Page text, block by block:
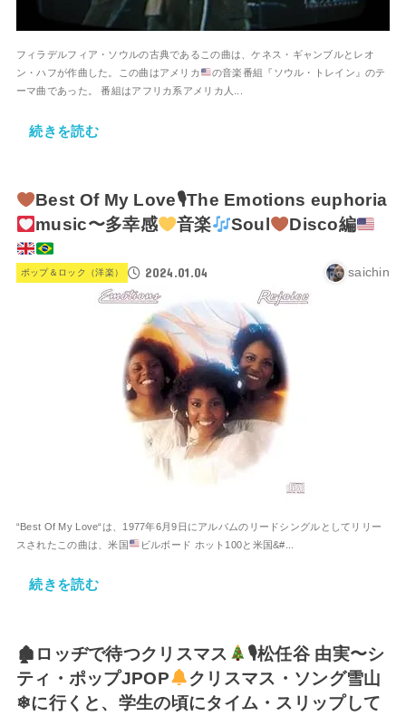
フィラデルフィア・ソウルの古典であるこの曲は、ケネス・ギャンブルとレオ
ン・ハフが作曲した。この曲はアメリカ
の音楽番組『ソウル・トレイン』のテ
ーマ曲であった。 番組はアフリカ系アメリカ人...
続きを読む
Best Of My Love🎙The Emotions euphoria
music〜多幸感
音楽 Soul Disco編
ポップ＆ロック（洋楽） 2024.01.04 saichin
“Best Of My Love“は、1977年6月9日にアルバムのリードシングルとしてリリー
スされたこの曲は、米国
ビルボード ホット100と米国&#...
続きを読む
🏚ロッヂで待つクリスマス
🎙松任谷 由実〜シ
ティ・ポップJPOP
クリスマス・ソング雪山
❄に行くと、学生の頃にタイム・スリップして